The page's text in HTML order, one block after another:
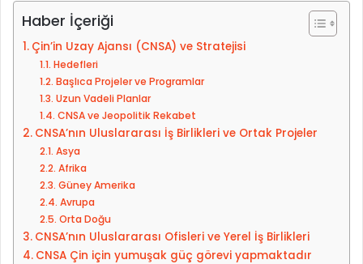
e
-
o
s
t
a
d
e
r
Haber İçeriği
Çin’in Uzay Ajansı (CNSA) ve Stratejisi
Hedefleri
Başlıca Projeler ve Programlar
Uzun Vadeli Planlar
CNSA ve Jeopolitik Rekabet
CNSA’nın Uluslararası İş Birlikleri ve Ortak Projeler
Asya
Afrika
Güney Amerika
Avrupa
Orta Doğu
CNSA’nın Uluslararası Ofisleri ve Yerel İş Birlikleri
CNSA Çin için yumuşak güç görevi yapmaktadır